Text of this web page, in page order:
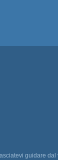
guidare dal